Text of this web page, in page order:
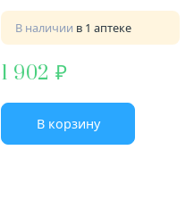
В наличии в 1 аптеке
1 902
В корзину